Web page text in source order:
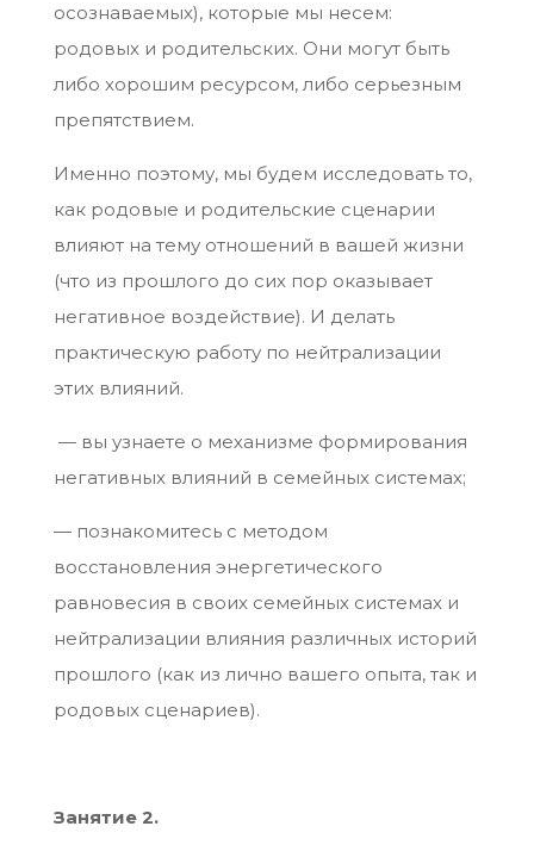
осознаваемых), которые мы несем:
родовых и родительских. Они могут быть
либо хорошим ресурсом, либо серьезным
препятствием.
Именно поэтому, мы будем исследовать то,
как родовые и родительские сценарии
влияют на тему отношений в вашей жизни
(что из прошлого до сих пор оказывает
негативное воздействие). И делать
практическую работу по нейтрализации
этих влияний.
— вы узнаете о механизме формирования
негативных влияний в семейных системах;
— познакомитесь с методом
восстановления энергетического
равновесия в своих семейных системах и
нейтрализации влияния различных историй
прошлого (как из лично вашего опыта, так и
родовых сценариев).
Занятие 2.